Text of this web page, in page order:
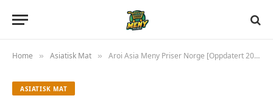
Home » Asiatisk Mat » Aroi Asia Meny Priser Norge [Oppdatert 2024]
ASIATISK MAT